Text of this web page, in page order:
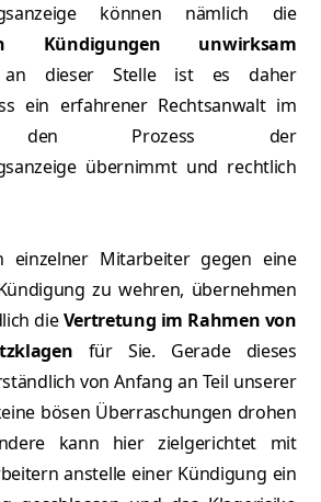
können nämlich die
Kündigungen unwirksam
dieser Stelle ist es daher
ein erfahrener Rechtsanwalt im
den Prozess der
übernimmt und rechtlich
einzelner Mitarbeiter gegen eine
zu wehren, übernehmen
dieVertretung im Rahmen von
für Sie. Gerade dieses
von Anfang an Teil unserer
bösen Überraschungen drohen
kann hier zielgerichtet mit
anstelle einer Kündigung ein